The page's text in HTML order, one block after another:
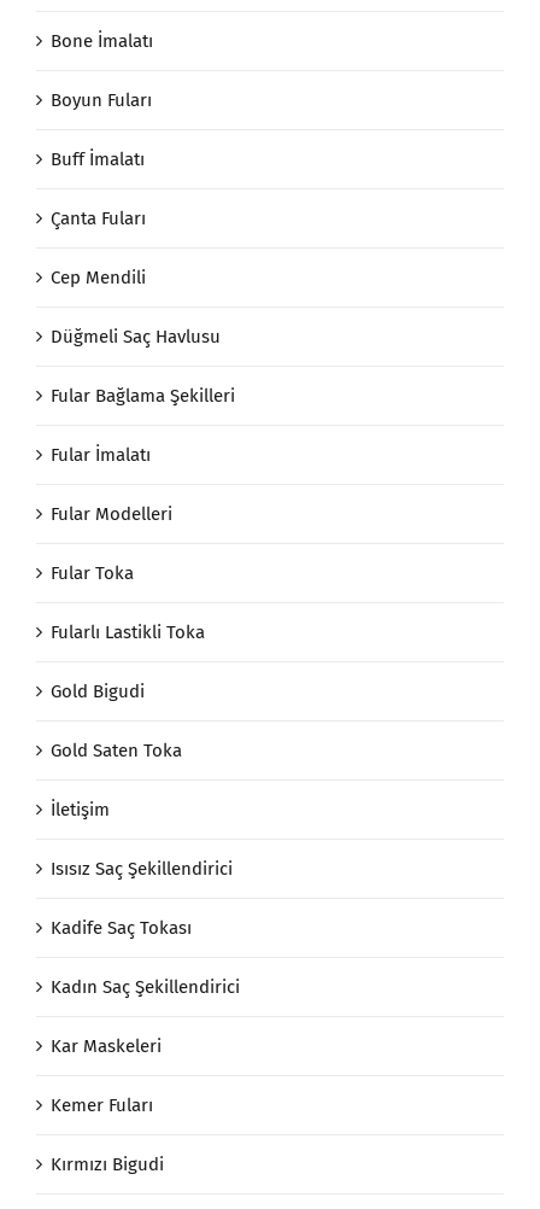
Bone İmalatı
Boyun Fuları
Buff İmalatı
Çanta Fuları
Cep Mendili
Düğmeli Saç Havlusu
Fular Bağlama Şekilleri
Fular İmalatı
Fular Modelleri
Fular Toka
Fularlı Lastikli Toka
Gold Bigudi
Gold Saten Toka
İletişim
Isısız Saç Şekillendirici
Kadife Saç Tokası
Kadın Saç Şekillendirici
Kar Maskeleri
Kemer Fuları
Kırmızı Bigudi